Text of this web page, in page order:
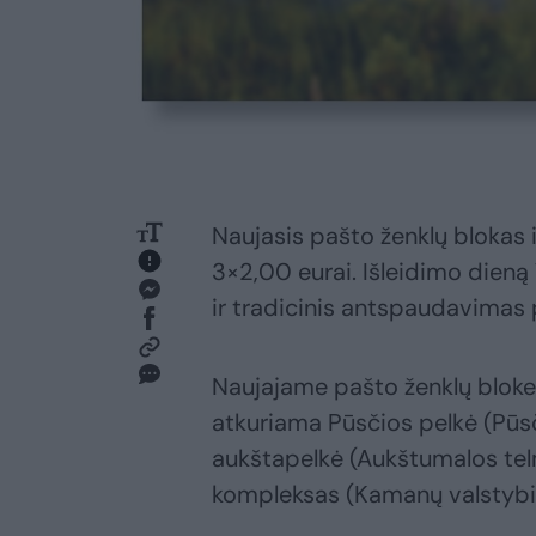
Naujasis pašto ženklų
3×2,00 eurai. Išleidimo
ir tradicinis
Naujajame pašto ženklų
atkuriama Pūsčios pelkė
aukštapelkė (Aukštumalos
kompleksas (Kamanų